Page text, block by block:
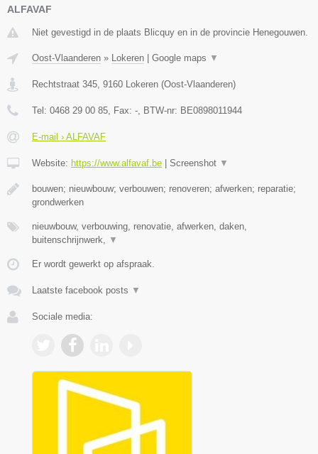
ALFAVAF
Niet gevestigd in de plaats Blicquy en in de provincie Henegouwen.
Oost-Vlaanderen » Lokeren Google maps ▼
Rechtstraat 345, 9160 Lokeren (Oost-Vlaanderen)
Tel: 0468 29 00 85, Fax: -, BTW-nr: BE0898011944
E-mail › ALFAVAF
Website: https://www.alfavaf.be Screenshot ▼
bouwen; nieuwbouw; verbouwen; renoveren; afwerken; reparatie;
grondwerken
nieuwbouw, verbouwing, renovatie, afwerken, daken,
buitenschrijnwerk, ▼
Er wordt gewerkt op afspraak.
Laatste facebook posts ▼
Sociale media: